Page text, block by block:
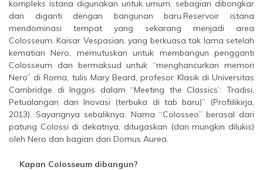
kompleks istana digunakan untuk umum, sebagian dibongkar
dan diganti dengan bangunan baru.Reservoir istana
mendominasi tempat yang sekarang menjadi area
Colosseum. Kaisar Vespasian, yang berkuasa tak lama setelah
kematian Nero, memutuskan untuk membangun pengganti
Colosseum dan bermaksud untuk “menghancurkan memori
Nero” di Roma, tulis Mary Beard, profesor Klasik di Universitas
Cambridge di Inggris dalam “Meeting the Classics’: Tradisi,
Petualangan dan Inovasi (terbuka di tab baru)” (Profiilikirja,
2013). Sayangnya sebaliknya: Nama “Colosseo” berasal dari
patung Colossi di dekatnya, ditugaskan (dan mungkin dilukis)
oleh Nero dan bagian dari Domus Aurea.
Kapan Colosseum dibangun?